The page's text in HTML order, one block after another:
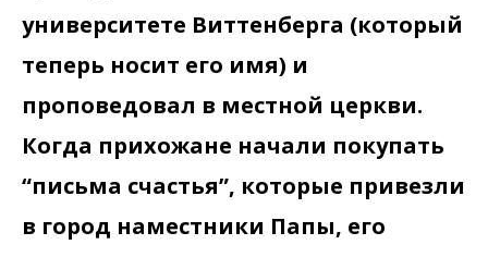
университете Виттенберга (который
теперь носит его имя) и
проповедовал в местной церкви.
Когда прихожане начали покупать
“письма счастья”, которые привезли
в город наместники Папы, его